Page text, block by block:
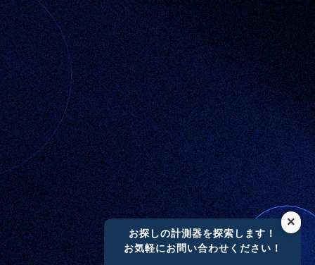
×
お探しの計測器を探索します！
お気軽にお問い合わせください！